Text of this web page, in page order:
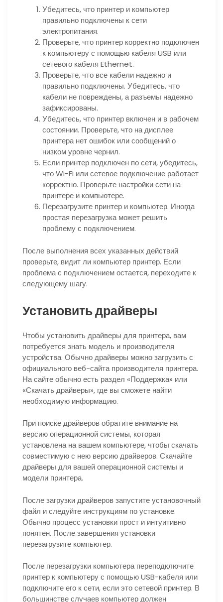
Убедитесь, что принтер и компьютер
правильно подключены к сети
электропитания.
Проверьте, что принтер корректно подключен
к компьютеру с помощью кабеля USB или
сетевого кабеля Ethernet.
Проверьте, что все кабели надежно и
правильно подключены. Убедитесь, что
кабели не повреждены, а разъемы надежно
зафиксированы.
Убедитесь, что принтер включен и в рабочем
состоянии. Проверьте, что на дисплее
принтера нет ошибок или сообщений о
низком уровне чернил.
Если принтер подключен по сети, убедитесь,
что Wi-Fi или сетевое подключение работает
корректно. Проверьте настройки сети на
принтере и компьютере.
Перезагрузите принтер и компьютер. Иногда
простая перезагрузка может решить
проблему с подключением.
После выполнения всех указанных действий
проверьте, видит ли компьютер принтер. Если
проблема с подключением остается, переходите к
следующему шагу.
Установить драйверы
Чтобы установить драйверы для принтера, вам
потребуется знать модель и производителя
устройства. Обычно драйверы можно загрузить с
официального веб-сайта производителя принтера.
На сайте обычно есть раздел «Поддержка» или
«Скачать драйверы», где вы сможете найти
необходимую информацию.
При поиске драйверов обратите внимание на
версию операционной системы, которая
установлена на вашем компьютере, чтобы скачать
совместимую с нею версию драйверов. Скачайте
драйверы для вашей операционной системы и
модели принтера.
После загрузки драйверов запустите установочный
файл и следуйте инструкциям по установке.
Обычно процесс установки прост и интуитивно
понятен. После завершения установки
перезагрузите компьютер.
После перезагрузки компьютера переподключите
принтер к компьютеру с помощью USB-кабеля или
подключите его к сети, если это сетевой принтер. В
большинстве случаев компьютер должен